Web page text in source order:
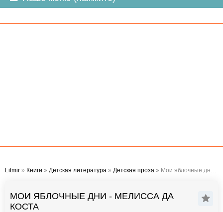
Litmir » Книги » Детская литература » Детская проза » Мои яблочные дни - Мелисса да Коста
МОИ ЯБЛОЧНЫЕ ДНИ - МЕЛИССА ДА
КОСТА